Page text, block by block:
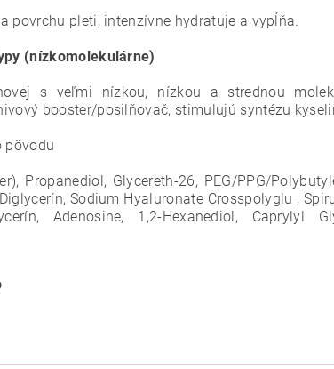
povrchu pleti, intenzívne hydratuje a vypĺňa.
(nízkomolekulárne)
s veľmi nízkou, nízkou a strednou
booster/posilňovač, stimulujú syntézu
pôvodu
Propanediol, Glycereth-26, PEG/PPG/
Sodium Hyaluronate Crosspolyglu ,
Adenosine, 1,2-Hexanediol, Caprylyl